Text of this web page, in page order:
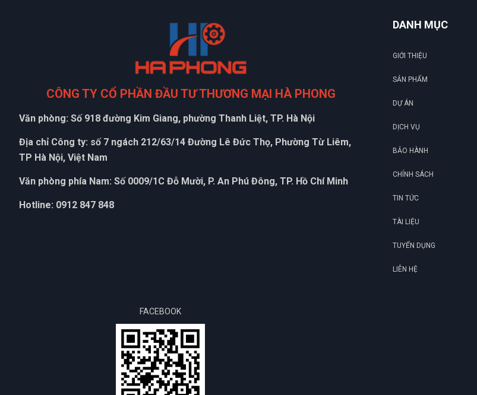
Hành trình làm việc: 0-910mm.
Trọng lượng máy/đóng gói: 120/129kg
Xuất xứ: HaphongVietnam.
CÔNG TY CỔ PHẦN ĐẦU TƯ THƯƠNG MẠI HÀ PHONG
Văn phòng: Số 918 đường Kim Giang, phường Thanh Liệt, TP. Hà Nội
Địa chỉ Công ty: số 7 ngách 212/63/14 Đường Lê Đức Thọ, Phường Từ Liêm,
TP Hà Nội, Việt Nam
Văn phòng phía Nam: Số 0009/1C Đỗ Mười, P. An Phú Đông, TP. Hồ Chí Minh
Hotline: 0912 847 848
DANH MỤC
GIỚI THIỆU
SẢN PHẨM
DỰ ÁN
DỊCH VỤ
BẢO HÀNH
CHÍNH SÁCH
TIN TỨC
TÀI LIỆU
TUYỂN DỤNG
LIÊN HỆ
FACEBOOK